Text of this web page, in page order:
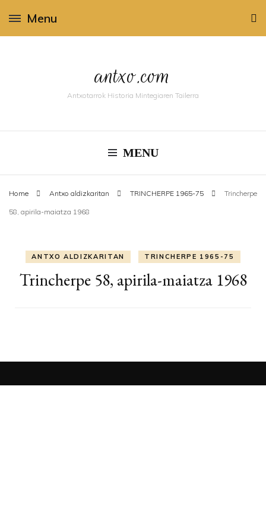
Menu
antxo.com
Antxotarrok Historia Mintegiaren Tailerra
MENU
Home Antxo aldizkaritan TRINCHERPE 1965-75 Trincherpe
58, apirila-maiatza 1968
ANTXO ALDIZKARITAN TRINCHERPE 1965-75
Trincherpe 58, apirila-maiatza 1968